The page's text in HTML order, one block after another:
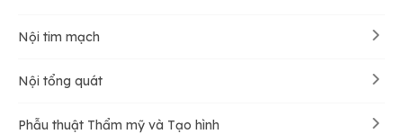
Nội tim mạch
Nội tổng quát
Phẫu thuật Thẩm mỹ và Tạo hình